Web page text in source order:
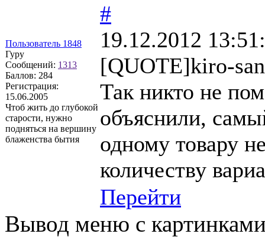
Пользователь 1848
Гуру
Сообщений: 1313
Баллов: 284
Регистрация:
15.06.2005
Чтоб жить до глубокой
старости, нужно
подняться на вершину
блаженства бытия
#
19.12.2012
[QUOTE]kiro-
Так никто не
объяснили,
одному товару
количеству
Перейти
Вывод меню с